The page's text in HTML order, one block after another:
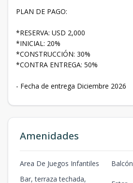
PLAN DE PAGO:
*RESERVA: USD 2,000
*INICIAL: 20%
*CONSTRUCCIÓN: 30%
*CONTRA ENTREGA: 50%
- Fecha de entrega Diciembre 2026
Amenidades
Area De Juegos Infantiles
Balcón
Bar, terraza techada,